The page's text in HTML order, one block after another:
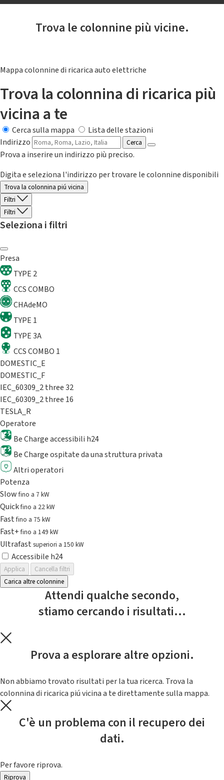
Trova le colonnine più vicine.
Mappa colonnine di ricarica auto elettriche
Trova la colonnina di ricarica più
vicina a te
Cerca sulla mappa
Lista delle stazioni
Indirizzo
Cerca
Prova a inserire un indirizzo più preciso.
Digita e seleziona l'indirizzo per trovare le colonnine disponibili
Trova la colonnina piú vicina
Filtri
Filtri
Seleziona i filtri
Presa
TYPE 2
CCS COMBO
CHAdeMO
TYPE 1
TYPE 3A
CCS COMBO 1
DOMESTIC_E
DOMESTIC_F
IEC_60309_2 three 32
IEC_60309_2 three 16
TESLA_R
Operatore
Be Charge accessibili h24
Be Charge ospitate da una struttura privata
Altri operatori
Potenza
Slowfino a 7 kW
Quickfino a 22 kW
Fastfino a 75 kW
Fast+fino a 149 kW
Ultrafast superiori a 150 kW
Accessibile h24
Applica
Cancella filtri
Carica altre colonnine
Attendi qualche secondo,
stiamo cercando i risultati...
Prova a esplorare altre opzioni.
Non abbiamo trovato risultati per la tua ricerca. Trova la
colonnina di ricarica piú vicina a te direttamente sulla mappa.
C'è un problema con il recupero dei
dati.
Per favore riprova.
Riprova